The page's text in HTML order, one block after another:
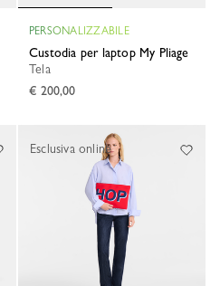
PERSONALIZZABILE
Custodia per laptop My Pliage
Tela
€ 200,00
Esclusiva online